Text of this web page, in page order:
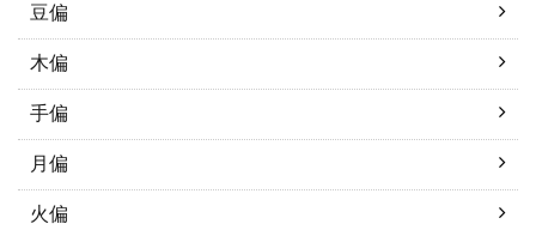
豆偏
木偏
手偏
月偏
火偏